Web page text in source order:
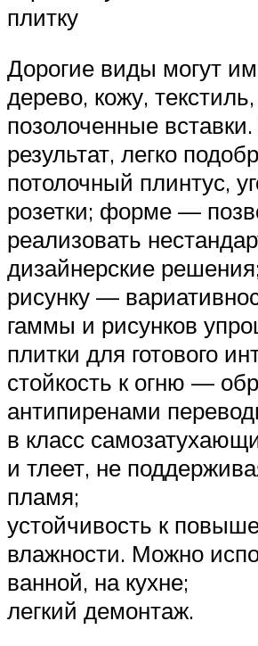
плитку
Дорогие виды могут
дерево, кожу,
позолоченные вставки.
результат, легко
потолочный плинтус,
розетки; форме —
реализовать
дизайнерские
рисунку —
гаммы и рисунков
плитки для готового
стойкость к огню —
антипиренами
в класс
и тлеет, не
пламя;
устойчивость к
влажности. Можно
ванной, на кухне;
легкий демонтаж.